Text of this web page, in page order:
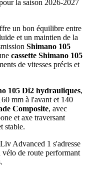
la saison 2026-2027
un bon équilibre entre
et un maintien de la
Shimano 105
cassette Shimano 105
de vitesses précis et
105 Di2 hydrauliques,
mm à l'avant et 140
Composite, avec
et axe traversant
stable.
Advanced 1 s'adresse
de route performant